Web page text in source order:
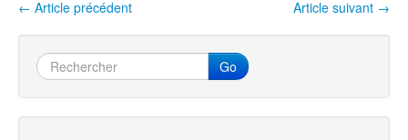
k
Navigation entre les articles
Article suivant →
← Article précédent
Go